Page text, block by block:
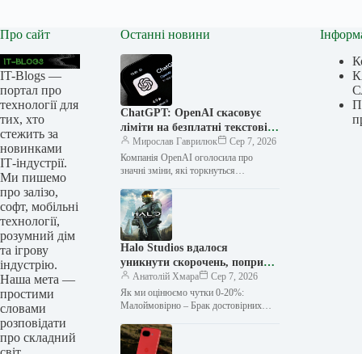
Про сайт
IT-Blogs —
портал про
технології для
тих, хто
стежить за
новинками
ІТ-індустрії.
Ми пишемо
про залізо,
софт, мобільні
технології,
розумний дім
та ігрову
індустрію.
Наша мета —
простими
словами
розповідати
про складний
Останні новини
ChatGPT: OpenAI скасовує
ліміти на безплатні текстові
чатиМирослав Гаврилюк
Сер 7, 2026
Компанія OpenAI оголосила про
значні зміни, які торкнуться
ChatGPT, а також тих, хто
користується тарифним планом…
Halo Studios вдалося
уникнути скорочень, попри
невдалий старт Campaign
Evolved, але 1600 робочих
місць в Xbox під скорочення в
Анатолій Хмара
Сер 7, 2026
Як ми оцінюємо чутки 0-20%:
Малоймовірно – Брак достовірних
Залишаються певні побоювання 41-
60%: Правдоподібно – Розумні…